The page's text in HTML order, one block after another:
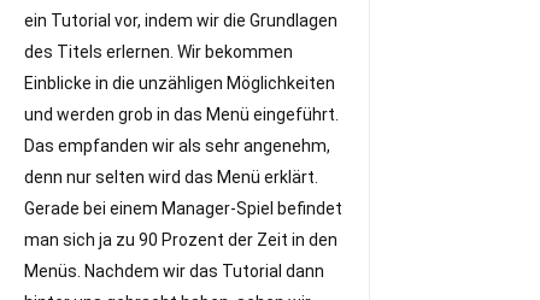
ein Tutorial vor, indem wir die Grundlagen
des Titels erlernen. Wir bekommen
Einblicke in die unzähligen Möglichkeiten
und werden grob in das Menü eingeführt.
Das empfanden wir als sehr angenehm,
denn nur selten wird das Menü erklärt.
Gerade bei einem Manager-Spiel befindet
man sich ja zu 90 Prozent der Zeit in den
Menüs. Nachdem wir das Tutorial dann